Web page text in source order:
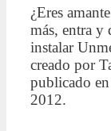
¿Eres
más, entra y
instalar
creado por
publicado
2012.